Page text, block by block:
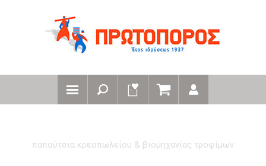
παπούτσια κρεοπωλείου & βιομηχανίας τροφίμων